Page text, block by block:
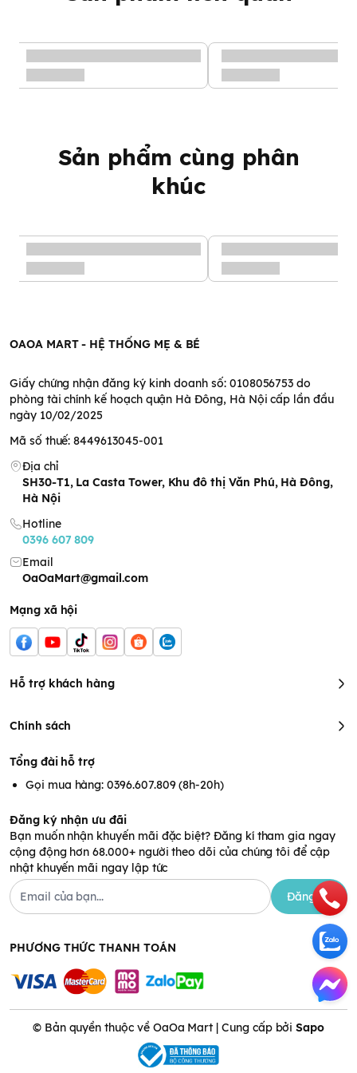
Sản phẩm cùng phân
khúc
OAOA MART - HỆ THỐNG MẸ & BÉ
Giấy chứng nhận đăng ký kinh doanh số: 0108056753 do
phòng tài chính kế hoạch quận Hà Đông, Hà Nội cấp lần đầu
ngày 10/02/2025
Mã số thuế: 8449613045-001
Địa chỉ
SH30-T1, La Casta Tower, Khu đô thị Văn Phú, Hà Đông,
Hà Nội
Hotline
0396 607 809
Email
OaOaMart@gmail.com
Mạng xã hội
Hỗ trợ khách hàng
Chính sách
Tổng đài hỗ trợ
Gọi mua hàng: 0396.607.809 (8h-20h)
Đăng ký nhận ưu đãi
Bạn muốn nhận khuyến mãi đặc biệt? Đăng kí tham gia ngay
cộng động hơn 68.000+ người theo dõi của chúng tôi để cập
nhật khuyến mãi ngay lập tức
Đăng ký
PHƯƠNG THỨC THANH TOÁN
© Bản quyền thuộc về OaOa Mart | Cung cấp bởiSapo